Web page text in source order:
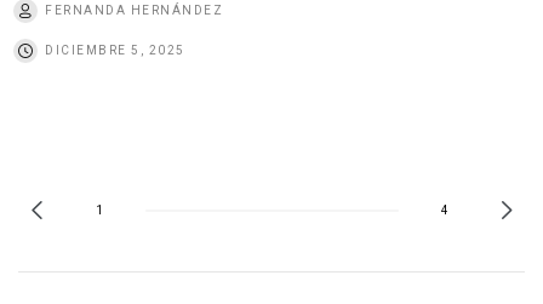
FERNANDA HERNÁNDEZ
DICIEMBRE 5, 2025
1 4